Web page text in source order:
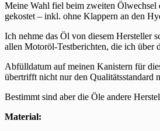
Meine Wahl fiel beim zweiten
gekostet – inkl. ohne Klappern an den
Ich nehme das Öl von diesem Hersteller
allen Motoröl-Testberichten, die ich über
Abfülldatum auf meinen Kanistern für
übertrifft nicht nur den
Bestimmt sind aber die Öle andere
Material: